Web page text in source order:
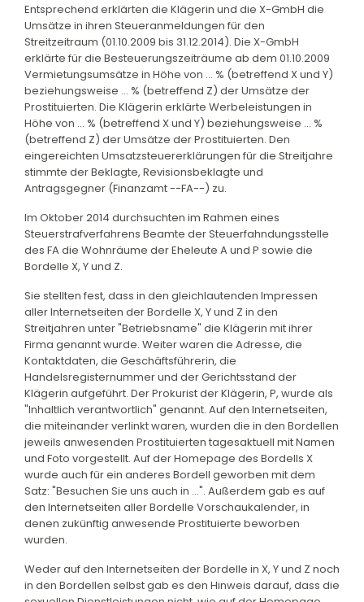
Entsprechend erklärten die Klägerin und die X-GmbH die
Umsätze in ihren Steueranmeldungen für den
Streitzeitraum (01.10.2009 bis 31.12.2014). Die X-GmbH
erklärte für die Besteuerungszeiträume ab dem 01.10.2009
Vermietungsumsätze in Höhe von ... % (betreffend X und Y)
beziehungsweise ... % (betreffend Z) der Umsätze der
Prostituierten. Die Klägerin erklärte Werbeleistungen in
Höhe von ... % (betreffend X und Y) beziehungsweise ... %
(betreffend Z) der Umsätze der Prostituierten. Den
eingereichten Umsatzsteuererklärungen für die Streitjahre
stimmte der Beklagte, Revisionsbeklagte und
Antragsgegner (Finanzamt --FA--) zu.
Im Oktober 2014 durchsuchten im Rahmen eines
Steuerstrafverfahrens Beamte der Steuerfahndungsstelle
des FA die Wohnräume der Eheleute A und P sowie die
Bordelle X, Y und Z.
Sie stellten fest, dass in den gleichlautenden Impressen
aller Internetseiten der Bordelle X, Y und Z in den
Streitjahren unter "Betriebsname" die Klägerin mit ihrer
Firma genannt wurde. Weiter waren die Adresse, die
Kontaktdaten, die Geschäftsführerin, die
Handelsregisternummer und der Gerichtsstand der
Klägerin aufgeführt. Der Prokurist der Klägerin, P, wurde als
"Inhaltlich verantwortlich" genannt. Auf den Internetseiten,
die miteinander verlinkt waren, wurden die in den Bordellen
jeweils anwesenden Prostituierten tagesaktuell mit Namen
und Foto vorgestellt. Auf der Homepage des Bordells X
wurde auch für ein anderes Bordell geworben mit dem
Satz: "Besuchen Sie uns auch in ...". Außerdem gab es auf
den Internetseiten aller Bordelle Vorschaukalender, in
denen zukünftig anwesende Prostituierte beworben
wurden.
Weder auf den Internetseiten der Bordelle in X, Y und Z noch
in den Bordellen selbst gab es den Hinweis darauf, dass die